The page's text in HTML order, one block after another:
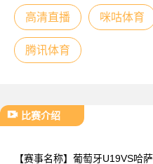
高清直播 咪咕体育
腾讯体育
比赛介绍
【赛事名称】 葡萄牙U19VS哈